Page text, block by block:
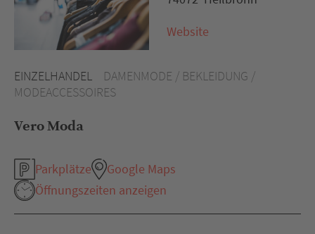
EINZELHANDEL
DAMENMODE / BEKLEIDUNG /
MODEACCESSOIRES
Vero Moda
Parkplätze
Google Maps
Öffnungszeiten anzeigen
Website